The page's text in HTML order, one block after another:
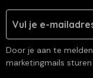
Door je aan te
marketingmails